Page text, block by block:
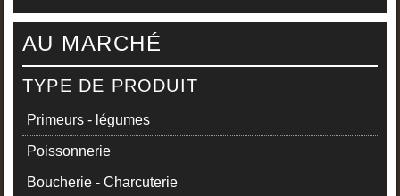
AU MARCHÉ
TYPE DE PRODUIT
Primeurs - légumes
Poissonnerie
Boucherie - Charcuterie